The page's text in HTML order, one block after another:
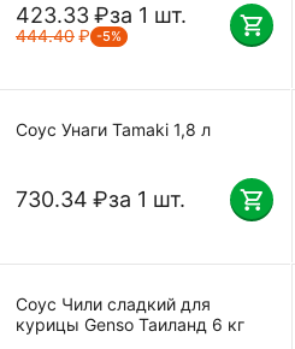
423.33₽за 1 шт.
444.40₽ -5%
Соус Унаги Tamaki 1,8 л
730.34 ₽за 1 шт.
Соус Чили сладкий для
курицы Genso Таиланд 6 кг